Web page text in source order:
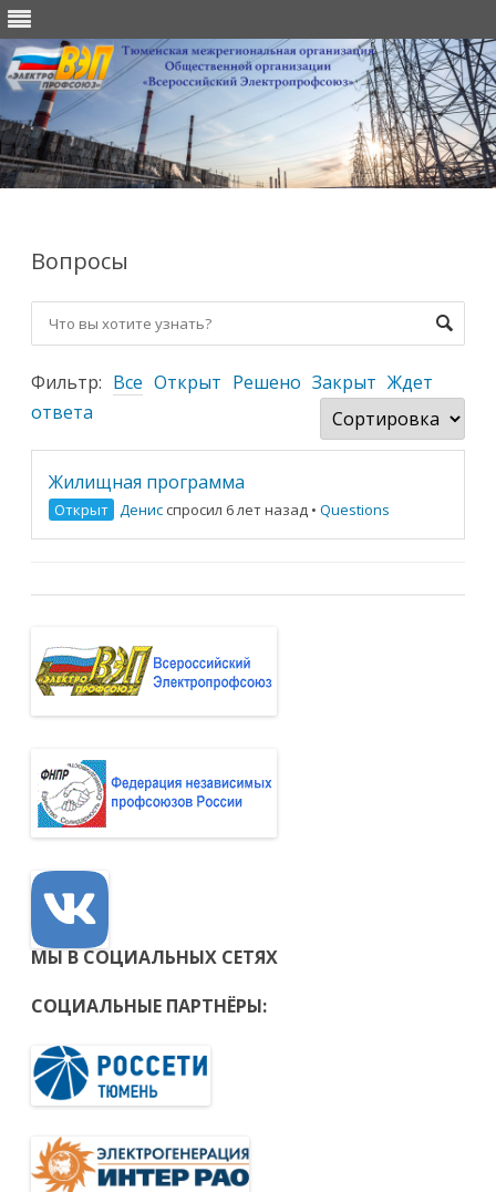
Вопросы
Фильтр: Все Открыт Решено Закрыт Ждет
ответа
Жилищная программа
Открыт Денис спросил 6 лет назад • Questions
МЫ В СОЦИАЛЬНЫХ СЕТЯХ
СОЦИАЛЬНЫЕ ПАРТНЁРЫ: